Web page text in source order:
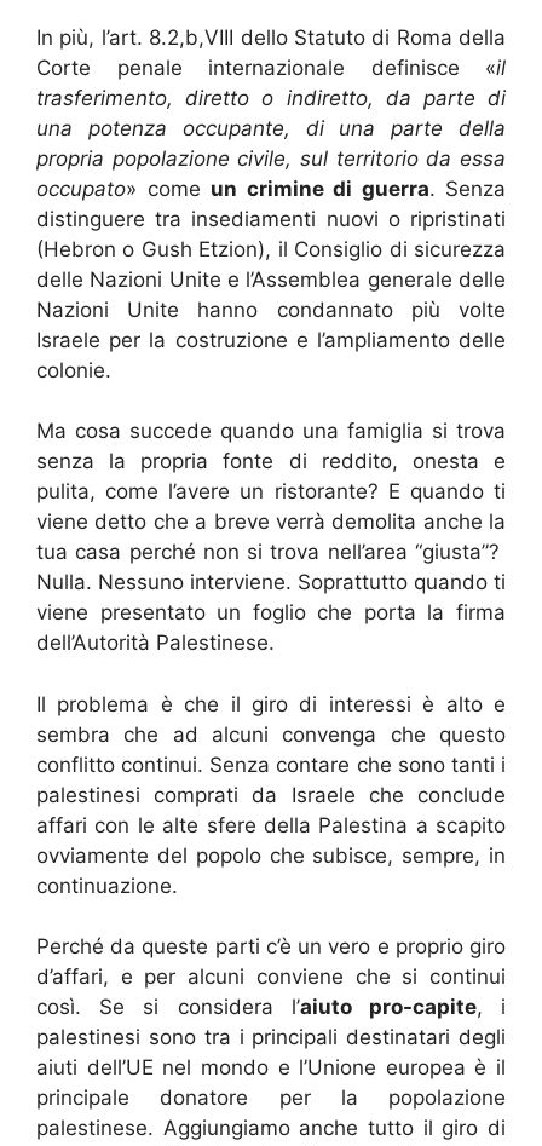
In più, l’art. 8.2,b,VIII dello Statuto di Roma della
Corte penale internazionale definisce «il
trasferimento, diretto o indiretto, da parte di
una potenza occupante, di una parte della
propria popolazione civile, sul territorio da essa
occupato» come un crimine di guerra. Senza
distinguere tra insediamenti nuovi o ripristinati
(Hebron o Gush Etzion), il Consiglio di sicurezza
delle Nazioni Unite e l’Assemblea generale delle
Nazioni Unite hanno condannato più volte
Israele per la costruzione e l’ampliamento delle
colonie.
Ma cosa succede quando una famiglia si trova
senza la propria fonte di reddito, onesta e
pulita, come l’avere un ristorante? E quando ti
viene detto che a breve verrà demolita anche la
tua casa perché non si trova nell’area “giusta”?
Nulla. Nessuno interviene. Soprattutto quando ti
viene presentato un foglio che porta la firma
dell’Autorità Palestinese.
Il problema è che il giro di interessi è alto e
sembra che ad alcuni convenga che questo
conflitto continui. Senza contare che sono tanti i
palestinesi comprati da Israele che conclude
affari con le alte sfere della Palestina a scapito
ovviamente del popolo che subisce, sempre, in
continuazione.
Perché da queste parti c’è un vero e proprio giro
d’affari, e per alcuni conviene che si continui
così. Se si considera l’aiuto pro-capite, i
palestinesi sono tra i principali destinatari degli
aiuti dell’UE nel mondo e l’Unione europea è il
principale donatore per la popolazione
palestinese. Aggiungiamo anche tutto il giro di